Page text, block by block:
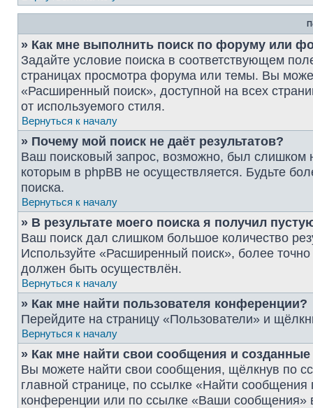
» Как мне выполнить поиск по форуму или
Задайте условие поиска в соответствующем
страницах просмотра форума или темы. Вы
«Расширенный поиск», доступной на всех
от используемого стиля.
Вернуться к началу
» Почему мой поиск не даёт результатов?
Ваш поисковый запрос, возможно, был
которым в phpBB не осуществляется. Будьте
поиска.
Вернуться к началу
» В результате моего поиска я получил
Ваш поиск дал слишком большое количество
Используйте «Расширенный поиск», более
должен быть осуществлён.
Вернуться к началу
» Как мне найти пользователя конференции?
Перейдите на страницу «Пользователи» и
Вернуться к началу
» Как мне найти свои сообщения и
Вы можете найти свои сообщения, щёлкнув по
главной странице, по ссылке «Найти
конференции или по ссылке «Ваши